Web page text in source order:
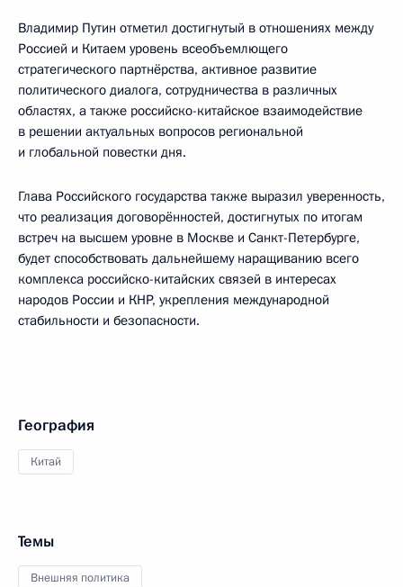
Владимир Путин отметил достигнутый в отношениях между
Россией и Китаем уровень всеобъемлющего
стратегического партнёрства, активное развитие
политического диалога, сотрудничества в различных
областях, а также российско-китайское взаимодействие
в решении актуальных вопросов региональной
и глобальной повестки дня.
Глава Российского государства также выразил уверенность,
что реализация договорённостей, достигнутых по итогам
встреч на высшем уровне в Москве и Санкт-Петербурге,
будет способствовать дальнейшему наращиванию всего
комплекса российско-китайских связей в интересах
народов России и КНР, укрепления международной
стабильности и безопасности.
География
Китай
Темы
Внешняя политика